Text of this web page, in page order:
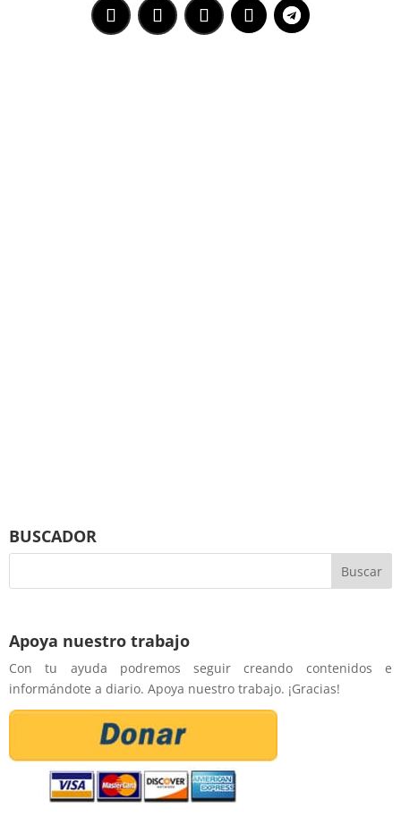
BUSCADOR
Apoya nuestro trabajo
Con tu ayuda podremos seguir creando contenidos e
informándote a diario. Apoya nuestro trabajo. ¡Gracias!